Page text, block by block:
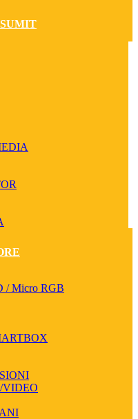
/ Micro RGB